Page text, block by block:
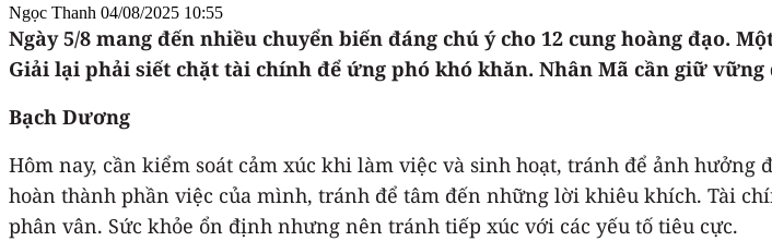
Ngọc Thanh 04/08/2025 10:55
Ngày 5/8 mang đến nhiều chuyển biến đáng chú ý cho 12 cung hoàng đạo.
Giải lại phải siết chặt tài chính để ứng phó khó khăn. Nhân Mã cần giữ
Bạch Dương
Hôm nay, cần kiểm soát cảm xúc khi làm việc và sinh hoạt, tránh để ảnh
hoàn thành phần việc của mình, tránh để tâm đến những lời khiêu khích. Tài
phân vân. Sức khỏe ổn định nhưng nên tránh tiếp xúc với các yếu tố tiêu cực.